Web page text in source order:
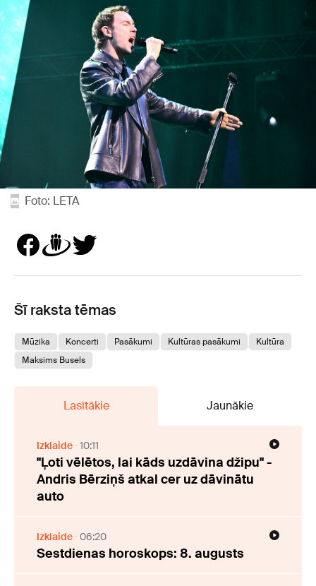
Foto: LETA
Šī raksta tēmas
Mūzika Koncerti Pasākumi Kultūras pasākumi
Kultūra
Maksims Busels
Lasītākie Jaunākie
Izklaide 10:11
"Ļoti vēlētos, lai kāds uzdāvina džipu" -
Andris Bērziņš atkal cer uz dāvinātu
auto
Izklaide 06:20
Sestdienas horoskops: 8. augusts